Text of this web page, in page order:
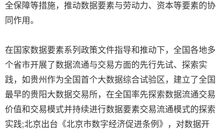
全保障等措施，推动数据要素与劳动力、资本等要素的协
同作用。
在国家数据要素系列政策文件指导和推动下，全国各地多
个省市开展了数据流通与交易方面的先行先试、探索实
践，如贵州作为全国首个大数据综合试验区，建立了全国
最早的贵阳大数据交易所，在全国率先探索数据流通交易
价值和交易模式并持续进行数据要素交易流通模式的探索
实践;北京出台《北京市数字经济促进条例》，对数据开